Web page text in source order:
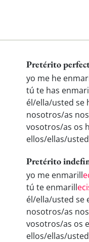
Pretérito
yo me he
tú te has
él/ella/usted se
nosotros/as
vosotros/as os
ellos/ellas/
Pretérito
yo me enmarill
tú te enmarill
él/ella/usted se
nosotros/as
vosotros/as os
ellos/ellas/